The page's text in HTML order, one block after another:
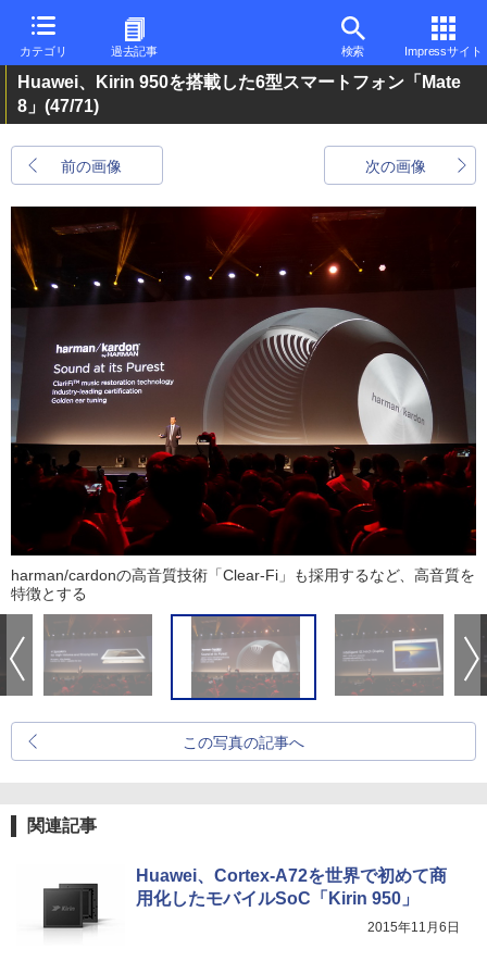
カテゴリ 過去記事 検索 Impressサイト
Huawei、Kirin 950を搭載した6型スマートフォン「Mate
8」 (47/71)
前の画像 次の画像
harman/cardonの高音質技術「Clear-Fi」も採用するなど、高音質を
特徴とする
この写真の記事へ
関連記事
Huawei、Cortex-A72を世界で初めて商
用化したモバイルSoC「Kirin 950」
2015年11月6日